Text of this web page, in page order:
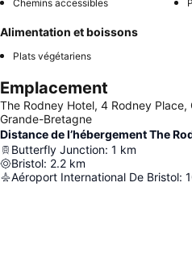
Chemins accessibles
Alimentation et boissons
Plats végétariens
Emplacement
The Rodney Hotel, 4 Rodney Place,
Grande-Bretagne
Distance de l’hébergement The
Butterfly Junction: 1 km
Bristol: 2.2 km
Aéroport International De Bristol: